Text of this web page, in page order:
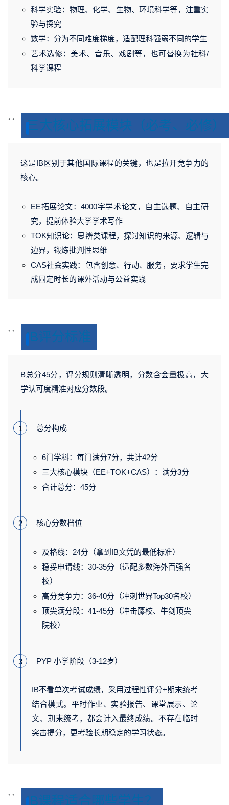
科学实验：物理、化学、生物、环境科学等，注重实
验与探究
数学：分为不同难度梯度，适配理科强弱不同的学生
艺术选修：美术、音乐、戏剧等，也可替换为社科/
科学课程
<< 三大核心拓展模块（必考、必修）
这是IB区别于其他国际课程的关键，也是拉开竞争力的
核心。
EE拓展论文：4000字学术论文，自主选题、自主研
究，提前体验大学学术写作
TOK知识论：思辨类课程，探讨知识的来源、逻辑与
边界，锻炼批判性思维
CAS社会实践：包含创意、行动、服务，要求学生完
成固定时长的课外活动与公益实践
<< IB评分标准
B总分45分，评分规则清晰透明，分数含金量极高，大
学认可度精准对应分数段。
1 总分构成
6门学科：每门满分7分，共计42分
三大核心模块（EE+TOK+CAS）：满分3分
合计总分：45分
2 核心分数档位
及格线：24分（拿到IB文凭的最低标准）
稳妥申请线：30-35分（适配多数海外百强名
校）
高分竞争力：36-40分（冲刺世界Top30名校）
顶尖满分段：41-45分（冲击藤校、牛剑顶尖
院校）
3 PYP 小学阶段（3-12岁）
IB不看单次考试成绩，采用过程性评分+期末统考
结合模式。 平时作业、实验报告、课堂展示、论
文、期末统考，都会计入最终成绩。不存在临时
突击提分，更考验长期稳定的学习状态。
<< IB课程适合哪些学生？